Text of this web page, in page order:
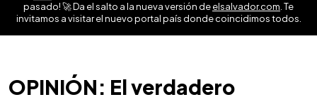
pasado! 🚀 Da el salto a la nueva versión deelsalvador.com . Te
invitamos a visitar el nuevo portal país donde coincidimos todos.
OPINIÓN: El verdadero